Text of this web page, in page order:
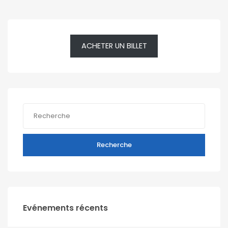
ACHETER UN BILLET
Recherche
Evénements récents